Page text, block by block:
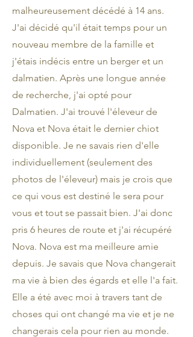
malheureusement décédé à 14 ans.
J'ai décidé qu'il était temps pour un
nouveau membre de la famille et
j'étais indécis entre un berger et un
dalmatien. Après une longue année
de recherche, j'ai opté pour
Dalmatien. J'ai trouvé l'éleveur de
Nova et Nova était le dernier chiot
disponible. Je ne savais rien d'elle
individuellement (seulement des
photos de l'éleveur) mais je crois que
ce qui vous est destiné le sera pour
vous et tout se passait bien. J'ai donc
pris 6 heures de route et j'ai récupéré
Nova. Nova est ma meilleure amie
depuis. Je savais que Nova changerait
ma vie à bien des égards et elle l'a fait.
Elle a été avec moi à travers tant de
choses qui ont changé ma vie et je ne
changerais cela pour rien au monde.